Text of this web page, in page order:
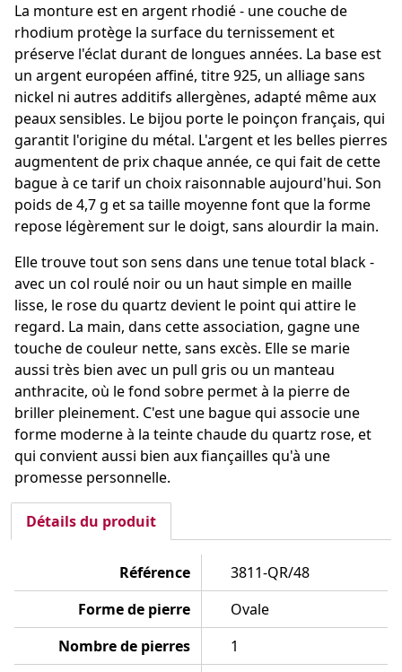
La monture est en argent rhodié - une couche de
rhodium protège la surface du ternissement et
préserve l'éclat durant de longues années. La base est
un argent européen affiné, titre 925, un alliage sans
nickel ni autres additifs allergènes, adapté même aux
peaux sensibles. Le bijou porte le poinçon français, qui
garantit l'origine du métal. L'argent et les belles pierres
augmentent de prix chaque année, ce qui fait de cette
bague à ce tarif un choix raisonnable aujourd'hui. Son
poids de 4,7 g et sa taille moyenne font que la forme
repose légèrement sur le doigt, sans alourdir la main.
Elle trouve tout son sens dans une tenue total black -
avec un col roulé noir ou un haut simple en maille
lisse, le rose du quartz devient le point qui attire le
regard. La main, dans cette association, gagne une
touche de couleur nette, sans excès. Elle se marie
aussi très bien avec un pull gris ou un manteau
anthracite, où le fond sobre permet à la pierre de
briller pleinement. C'est une bague qui associe une
forme moderne à la teinte chaude du quartz rose, et
qui convient aussi bien aux fiançailles qu'à une
promesse personnelle.
Détails du produit
Référence
3811-QR/48
Forme de pierre
Ovale
Nombre de pierres
1